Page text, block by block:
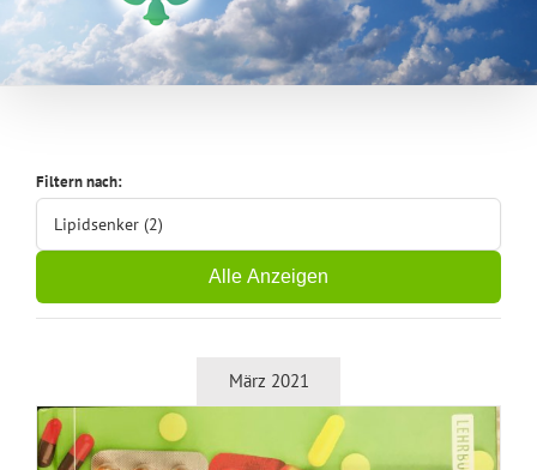
Filtern nach:
Lipidsenker (2)
Alle Anzeigen
März 2021